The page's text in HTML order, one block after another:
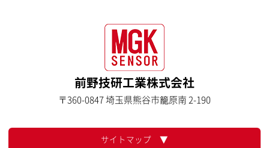
前野技研工業株式会社
〒360-0847 埼玉県熊谷市籠原南 2-190
サイトマップ ▼